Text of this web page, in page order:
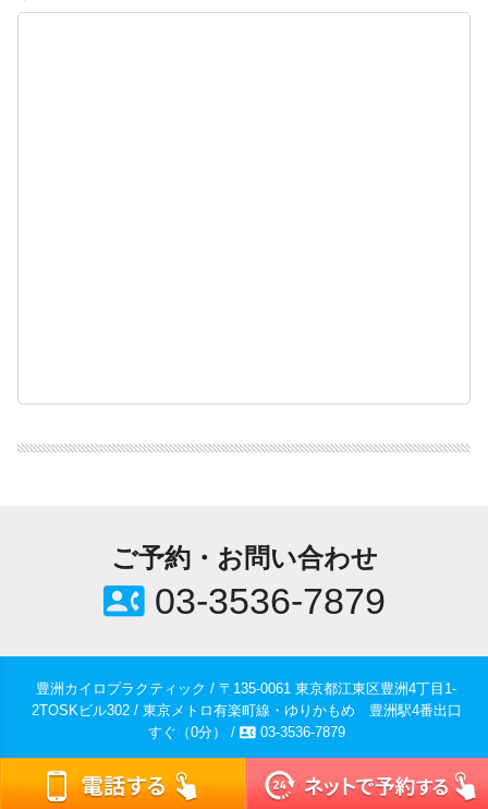
ご予約・お問い合わせ
contact_phone03-3536-7879
豊洲カイロプラクティック / 〒135-0061 東京都江東区豊洲4丁目1-
2TOSKビル302 / 東京メトロ有楽町線・ゆりかもめ 豊洲駅4番出口
すぐ（0分） / contact_phone03-3536-7879
© 2018-2026 豊洲の整体 豊洲カイロプラクティック